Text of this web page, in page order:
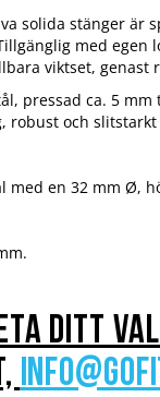
solida stänger är
med egen
viktset, genast
pressad ca. 5 mm
robust och
med en 32 mm Ø,
ditt